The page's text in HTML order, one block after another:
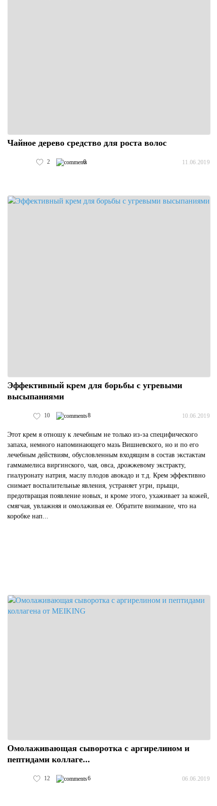
Чайное дерево средство для роста волос
2 0 11.06.2019
Эффективный крем для борьбы с угревыми
высыпаниями
10 8 10.06.2019
Этот крем я отношу к лечебным не только из-за специфического
запаха, немного напоминающего мазь Вишневского, но и по его
лечебным действиям, обусловленным входящим в состав экстактам
гаммамелиса виргинского, чая, овса, дрожжевому экстракту,
гиалуронату натрия, маслу плодов авокадо и т.д. Крем эффективно
снимает воспалительные явления, устраняет угри, прыщи,
предотвращая появление новых, и кроме этого, ухаживает за кожей,
смягчая, увлажняя и омолаживая ее. Обратите внимание, что на
коробке нап...
Омолаживающая сыворотка с аргирелином и
пептидами коллаге...
12 6 06.06.2019